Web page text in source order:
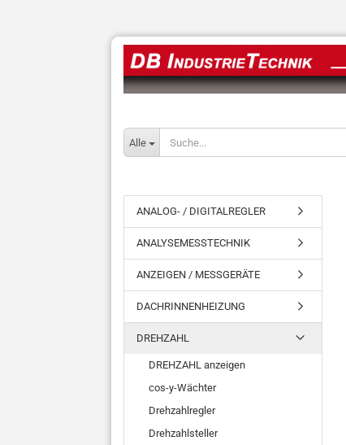
Alle
ANALOG- / DIGITALREGLER
ANALYSEMESSTECHNIK
ANZEIGEN / MESSGERÄTE
DACHRINNENHEIZUNG
DREHZAHL
DREHZAHL anzeigen
cos-y-Wächter
Drehzahlregler
Drehzahlsteller